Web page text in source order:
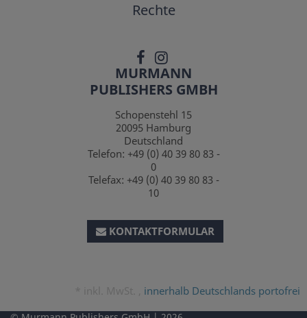
Rechte
MURMANN
PUBLISHERS GMBH
Schopenstehl 15
20095 Hamburg
Deutschland
Telefon: +49 (0) 40 39 80 83 -
0
Telefax: +49 (0) 40 39 80 83 -
10
KONTAKTFORMULAR
innerhalb Deutschlands portofrei